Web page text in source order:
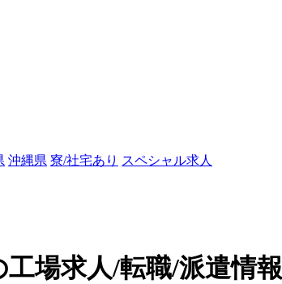
沖縄県 寮/社宅あり スペシャル求人
場求人/転職/派遣情報